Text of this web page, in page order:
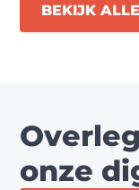
BEKIJK
onze